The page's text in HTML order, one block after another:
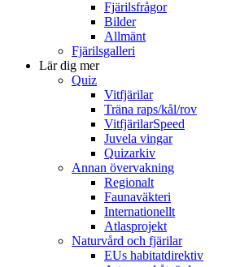
Fjärilsfrågor
Bilder
Allmänt
Fjärilsgalleri
Lär dig mer
Quiz
Vitfjärilar
Träna raps/kål/rov
VitfjärilarSpeed
Juvela vingar
Quizarkiv
Annan övervakning
Regionalt
Faunaväkteri
Internationellt
Atlasprojekt
Naturvård och fjärilar
EUs habitatdirektiv